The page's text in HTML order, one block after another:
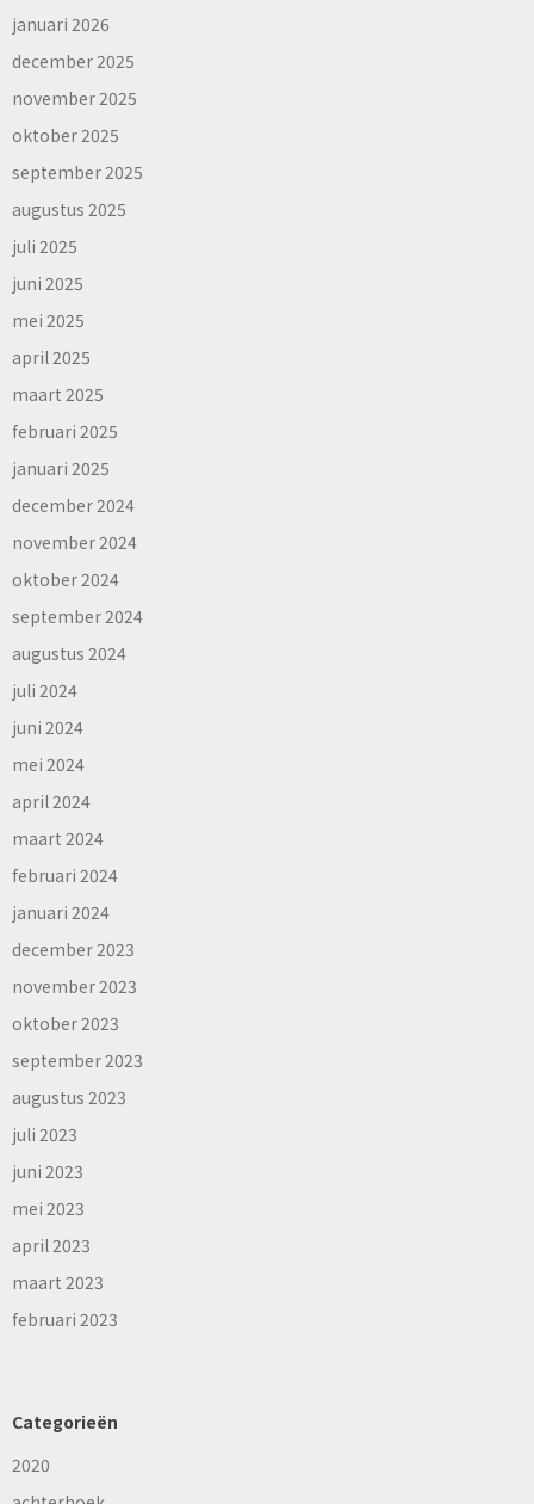
januari 2026
december 2025
november 2025
oktober 2025
september 2025
augustus 2025
juli 2025
juni 2025
mei 2025
april 2025
maart 2025
februari 2025
januari 2025
december 2024
november 2024
oktober 2024
september 2024
augustus 2024
juli 2024
juni 2024
mei 2024
april 2024
maart 2024
februari 2024
januari 2024
december 2023
november 2023
oktober 2023
september 2023
augustus 2023
juli 2023
juni 2023
mei 2023
april 2023
maart 2023
februari 2023
Categorieën
2020